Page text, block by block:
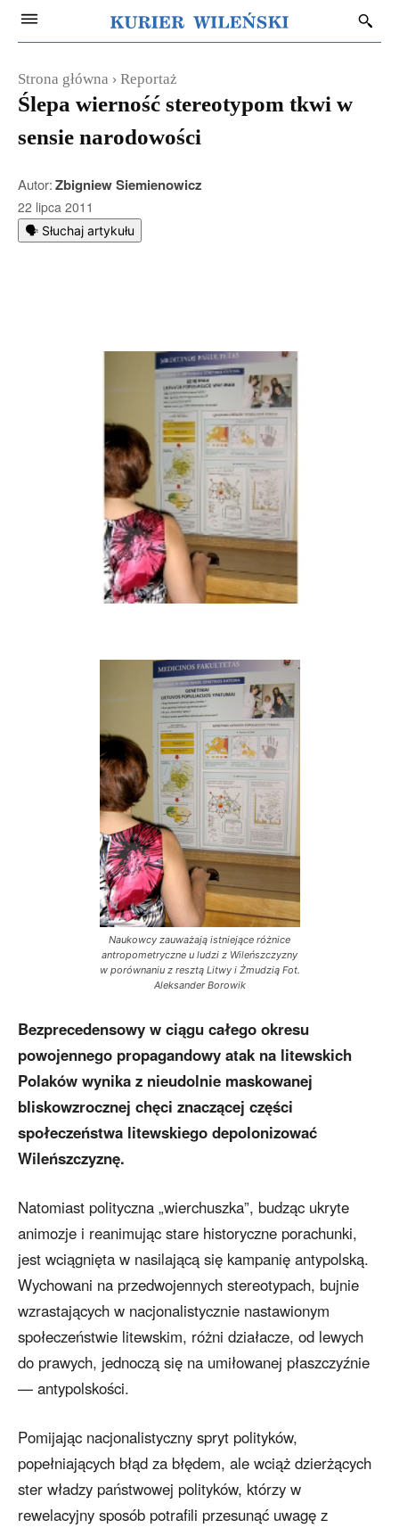
Strona główna Reportaż
Ślepa wierność stereotypom tkwi w
sensie narodowości
Autor:Zbigniew Siemienowicz
22 lipca 2011
🗣️ Słuchaj artykułu
Naukowcy zauważają istniejące różnice
antropometryczne u ludzi z Wileńszczyzny
w porównaniu z resztą Litwy i Żmudzią Fot.
Aleksander Borowik
Bezprecedensowy w ciągu całego okresu
powojennego propagandowy atak na litewskich
Polaków wynika z nieudolnie maskowanej
bliskowzrocznej chęci znaczącej części
społeczeństwa litewskiego depolonizować
Wileńszczyznę.
Natomiast polityczna „wierchuszka”, budząc ukryte
animozje i reanimując stare historyczne porachunki,
jest wciągnięta w nasilającą się kampanię antypolską.
Wychowani na przedwojennych stereotypach, bujnie
wzrastających w nacjonalistycznie nastawionym
społeczeństwie litewskim, różni działacze, od lewych
do prawych, jednoczą się na umiłowanej płaszczyźnie
— antypolskości.
Pomijając nacjonalistyczny spryt polityków,
popełniających błąd za błędem, ale wciąż dzierżących
ster władzy państwowej polityków, którzy w
rewelacyjny sposób potrafili przesunąć uwagę z